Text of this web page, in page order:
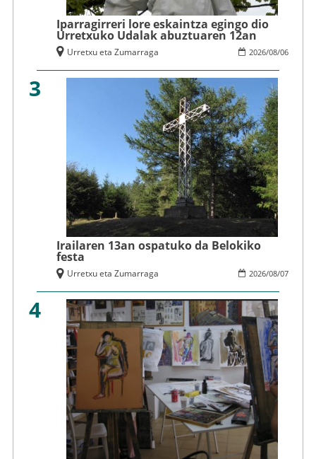
Iparragirreri lore eskaintza egingo dio
Urretxuko Udalak abuztuaren 12an
2026/08/06
Urretxu eta Zumarraga
3
Irailaren 13an ospatuko da Belokiko
festa
2026/08/07
Urretxu eta Zumarraga
4